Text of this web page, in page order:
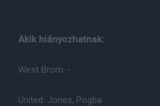
Akik hiányozhatnak:
West Brom: -
United: Jones, Pogba